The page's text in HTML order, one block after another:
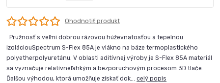
Ohodnotiť produkt
Pružnosť s veľmi dobrou rázovou húževnatosťou a tepelnou
izoláciouSpectrum S-Flex 85A je vlákno na báze termoplastického
polyetherpolyuretánu. V oblasti aditívnej výroby je S-Flex 85A materiál
sa vyznačuje relatívneľahkým a bezporuchovým procesom 3D tlače.
Ďalšou výhodou, ktorá umožňuje získať dok...celý popis